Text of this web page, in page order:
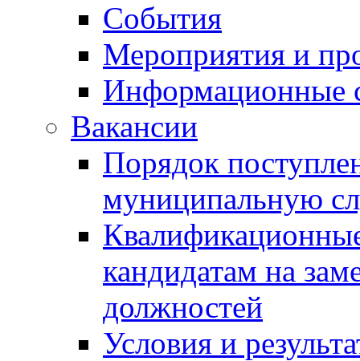
События
Мероприятия и
Информационные
Вакансии
Порядок
муниципальную
кандидатам на
должностей
Условия и